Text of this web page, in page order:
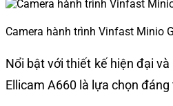
Camera hành trình Vinfast Minio
Nổi bật với thiết kế hiện đại
Ellicam A660 là lựa chọn đáng